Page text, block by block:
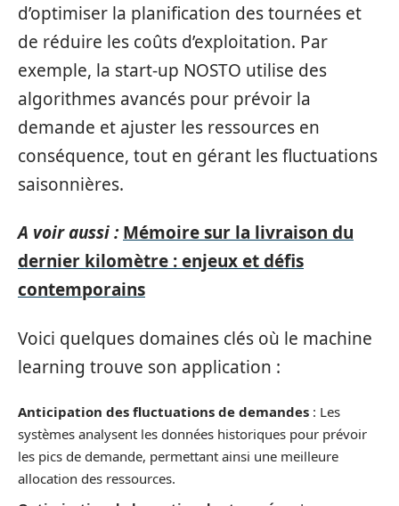
d’optimiser la planification des tournées et
de réduire les coûts d’exploitation. Par
exemple, la start-up NOSTO utilise des
algorithmes avancés pour prévoir la
demande et ajuster les ressources en
conséquence, tout en gérant les fluctuations
saisonnières.
A voir aussi : Mémoire sur la livraison du
dernier kilomètre : enjeux et défis
contemporains
Voici quelques domaines clés où le machine
learning trouve son application :
Anticipation des fluctuations de demandes : Les
systèmes analysent les données historiques pour prévoir
les pics de demande, permettant ainsi une meilleure
allocation des ressources.